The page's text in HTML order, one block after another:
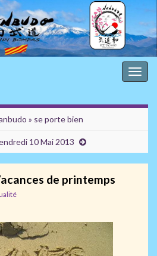
» se porte bien
10 Mai 2013
de printemps